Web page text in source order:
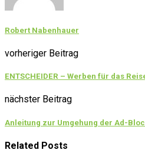
Robert Nabenhauer
vorheriger Beitrag
ENTSCHEIDER – Werben für das
nächster Beitrag
Anleitung zur Umgehung der Ad-
Related Posts